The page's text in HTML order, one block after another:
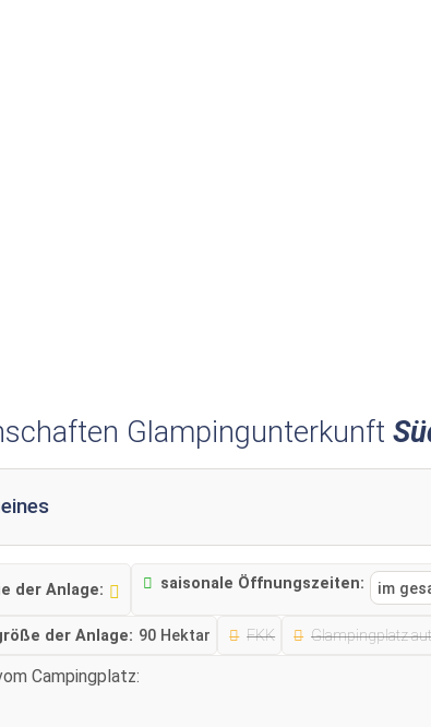
Glampingunterkunft
der Anlage: saisonale Öffnungszeiten: im
der Anlage: 90 Hektar FKK Glampingplatz
Campingplatz: